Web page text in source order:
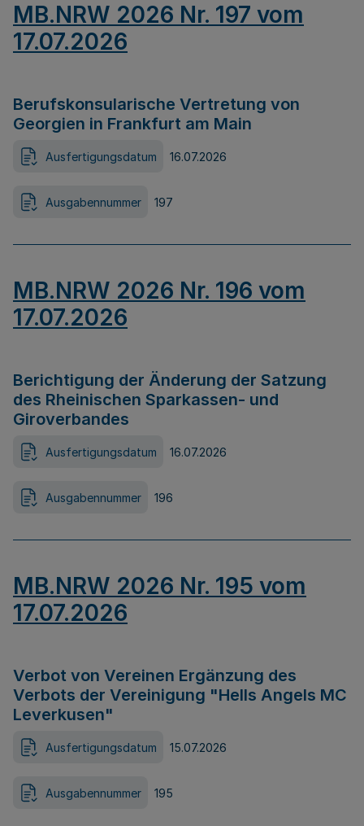
MB.NRW 2026 Nr. 197 vom
17.07.2026
Berufskonsularische Vertretung von
Georgien in Frankfurt am Main
Ausfertigungsdatum 16.07.2026
Ausgabennummer 197
MB.NRW 2026 Nr. 196 vom
17.07.2026
Berichtigung der Änderung der Satzung
des Rheinischen Sparkassen- und
Giroverbandes
Ausfertigungsdatum 16.07.2026
Ausgabennummer 196
MB.NRW 2026 Nr. 195 vom
17.07.2026
Verbot von Vereinen Ergänzung des
Verbots der Vereinigung "Hells Angels MC
Leverkusen"
Ausfertigungsdatum 15.07.2026
Ausgabennummer 195